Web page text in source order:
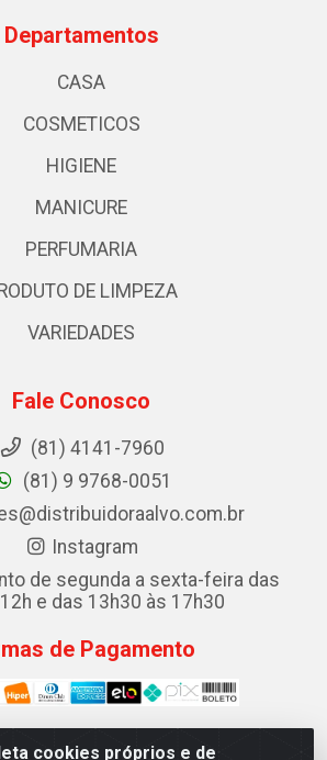
cookies próprios e de
Departamentos
CASA
COSMETICOS
HIGIENE
MANICURE
PERFUMARIA
DE LIMPEZA
VARIEDADES
Fale Conosco
(81) 4141-7960
(81) 9 9768-0051
Instagram
de segunda a sexta-feira das
e das 13h30 às 17h30
de Pagamento